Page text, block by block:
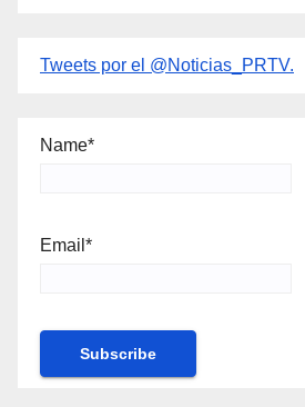
Tweets por el @Noticias_PRTV.
Name*
Email*